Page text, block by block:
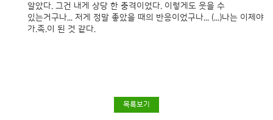
알았다. 그건 내게 상당 한 충격이었다. 이렇게도 웃을 수
있는거구나... 저게 정말 좋았을 때의 반응이었구나... (...)나는 이제야
가.족.이 된 것 같다.
목록보기